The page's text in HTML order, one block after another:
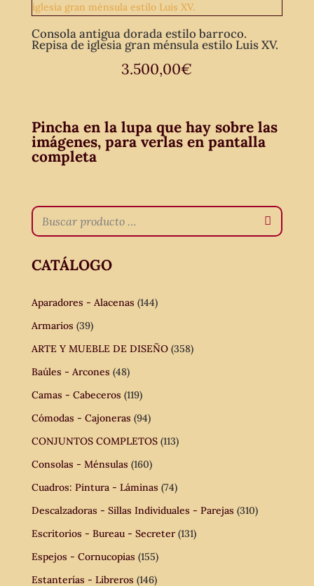
Consola antigua dorada estilo barroco.
Repisa de iglesia gran ménsula estilo Luis XV.
3.500,00€
Pincha en la lupa que hay sobre las
imágenes, para verlas en pantalla
completa
CATÁLOGO
Aparadores - Alacenas (144)
Armarios (39)
ARTE Y MUEBLE DE DISEÑO (358)
Baúles - Arcones (48)
Camas - Cabeceros (119)
Cómodas - Cajoneras (94)
CONJUNTOS COMPLETOS (113)
Consolas - Ménsulas (160)
Cuadros: Pintura - Láminas (74)
Descalzadoras - Sillas Individuales - Parejas (310)
Escritorios - Bureau - Secreter (131)
Espejos - Cornucopias (155)
Estanterías - Libreros (146)